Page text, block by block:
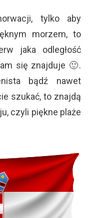
tylko aby
morzem, to
jaka odległość
się znajduje 🙂.
bądź nawet
szukać, to znajdą
czyli piękne plaże